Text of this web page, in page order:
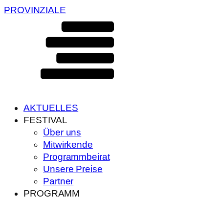
PROVINZIALE
AKTUELLES
FESTIVAL
Über uns
Mitwirkende
Programmbeirat
Unsere Preise
Partner
PROGRAMM